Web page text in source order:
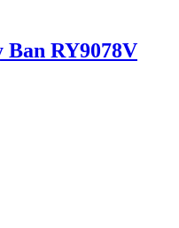
Ban RY9078V